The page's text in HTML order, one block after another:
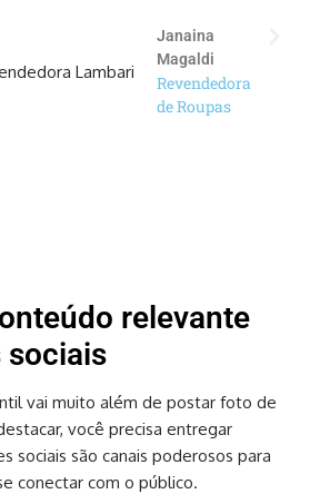
Janaina
Magaldi
Revendedora
de Roupas
relevante
sociais
vai muito além de postar foto de
você precisa entregar
sociais são canais poderosos para
conectar com o público.